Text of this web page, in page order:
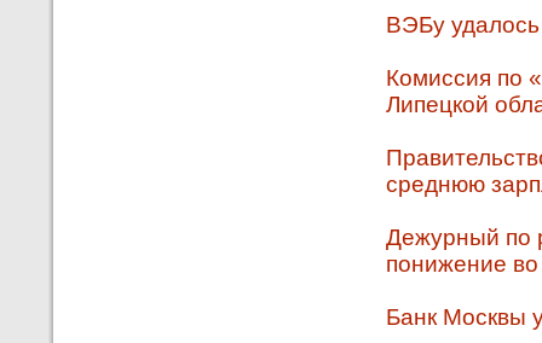
ВЭБу
Комиссия по
Липецкой
среднюю
Дежурный по
понижение
Банк Москвы